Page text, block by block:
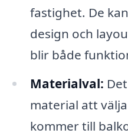
fastighet. De
design och
blir både
Materialval:
material att
kommer till